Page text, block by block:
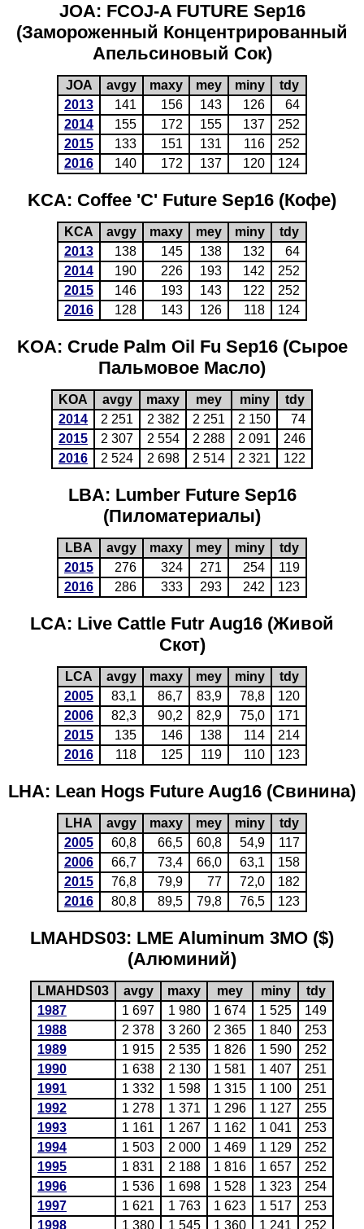
JOA: FCOJ-A FUTURE Sep16
(Замороженный Концентрированный
Апельсиновый Сок)
JOA avgy maxy mey miny
tdy
2013
141 156 143 126
64
2014
155 172 155 137
252
2015
133 151 131 116
252
2016
140 172 137 120 124
KCA: Coffee 'C' Future Sep16 (Кофе)
KCA avgy maxy mey miny
tdy
2013
138 145 138 132
64
2014
190 226 193 142
252
2015
146 193 143 122
252
2016
128 143 126 118 124
KOA: Crude Palm Oil Fu Sep16 (Сырое
Пальмовое Масло)
KOA avgy maxy mey miny
tdy
2014
2 251 2 382 2 251 2 150
74
2015
2 307 2 554 2 288 2 091
246
2016
2 524 2 698 2 514 2 321 122
LBA: Lumber Future Sep16
(Пиломатериалы)
LBA avgy maxy mey miny
tdy
2015
276 324 271 254
119
2016
286 333 293 242 123
LCA: Live Cattle Futr Aug16 (Живой
Скот)
LCA avgy maxy mey miny
tdy
2005
83,1 86,7 83,9 78,8
120
2006
82,3 90,2 82,9 75,0
171
2015
135 146 138 114
214
2016
118 125 119 110 123
LHA: Lean Hogs Future Aug16 (Свинина)
LHA avgy maxy mey miny
tdy
2005
60,8 66,5 60,8 54,9
117
2006
66,7 73,4 66,0 63,1
158
2015
76,8 79,9 77 72,0
182
2016
80,8 89,5 79,8 76,5 123
LMAHDS03: LME Aluminum 3MO ($)
(Алюминий)
LMAHDS03 avgy maxy mey miny
tdy
1987
1 697 1 980 1 674 1 525
149
1988
2 378 3 260 2 365 1 840
253
1989
1 915 2 535 1 826 1 590
252
1990
1 638 2 130 1 581 1 407
251
1991
1 332 1 598 1 315 1 100
251
1992
1 278 1 371 1 296 1 127
255
1993
1 161 1 267 1 162 1 041
253
1994
1 503 2 000 1 469 1 129
252
1995
1 831 2 188 1 816 1 657
252
1996
1 536 1 698 1 528 1 323
254
1997
1 621 1 763 1 623 1 517
253
1998
1 380 1 545 1 360 1 241 252